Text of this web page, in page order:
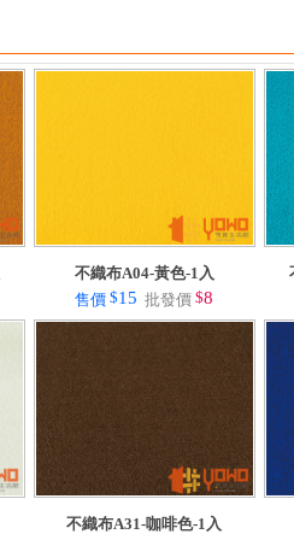
不織布A04-黃色-1入
售價 $15 批發價 $8
不織布A31-咖啡色-1入